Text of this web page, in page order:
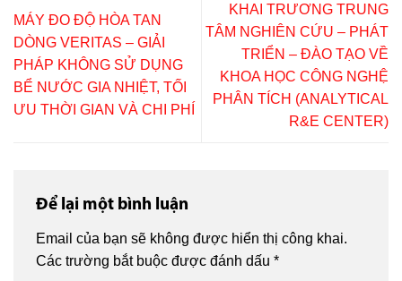
MÁY ĐO ĐỘ HÒA TAN
DÒNG VERITAS – GIẢI
PHÁP KHÔNG SỬ DỤNG
BỂ NƯỚC GIA NHIỆT, TỐI
ƯU THỜI GIAN VÀ CHI PHÍ
KHAI TRƯƠNG TRUNG
TÂM NGHIÊN CỨU – PHÁT
TRIỂN – ĐÀO TẠO VỀ
KHOA HỌC CÔNG NGHỆ
PHÂN TÍCH (ANALYTICAL
R&E CENTER)
Để lại một bình luận
Email của bạn sẽ không được hiển thị công khai.
Các trường bắt buộc được đánh dấu *